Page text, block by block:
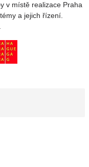
v místě realizace Praha
a jejich řízení.